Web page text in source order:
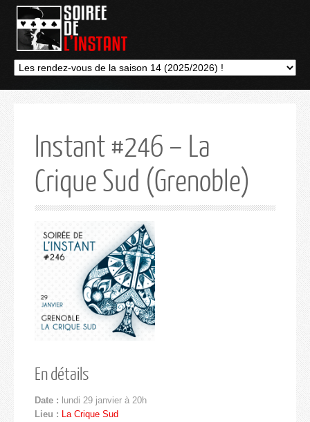
Instant #246 – La
Crique Sud (Grenoble)
En détails
Date : lundi 29 janvier à 20h
Lieu : La Crique Sud